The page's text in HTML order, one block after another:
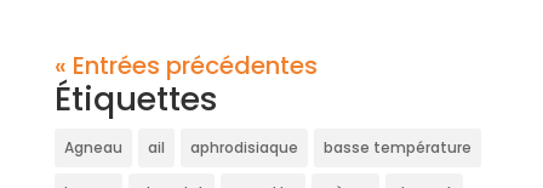
« Entrées précédentes
Étiquettes
Agneau ail aphrodisiaque basse température